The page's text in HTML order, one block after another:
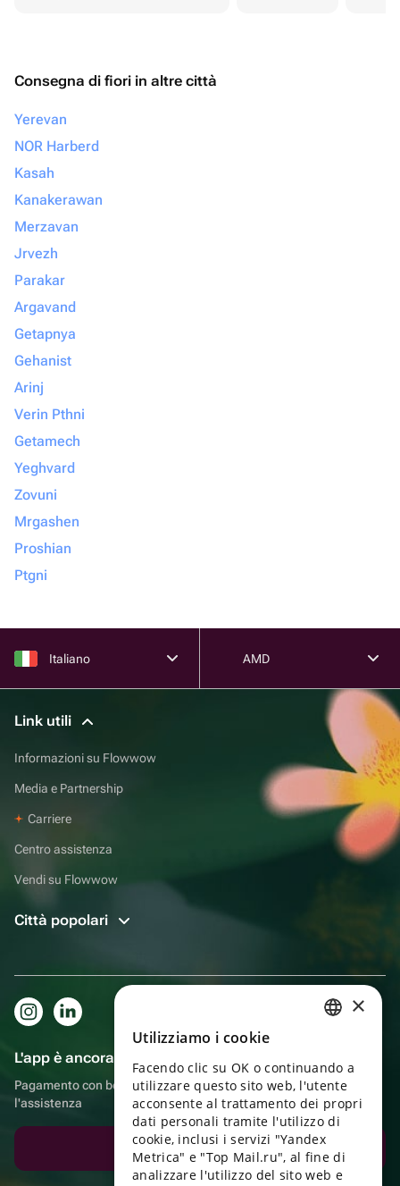
Consegna di fiori in altre città
Yerevan
NOR Harberd
Kasah
Kanakerawan
Merzavan
Jrvezh
Parakar
Argavand
Getapnya
Gehanist
Arinj
Verin Pthni
Getamech
Yeghvard
Zovuni
Mrgashen
Proshian
Ptgni
Italiano AMD
Link utili
Informazioni su Flowwow
Media e Partnership
Carriere
Centro assistenza
Vendi su Flowwow
Città popolari
L'app è ancora più comoda!
Pagamento con bonus, autoconsegna, comoda chat con
l'assistenza
Scarica l'app
ENGLISH
UKRAINIAN
PORTUGUESE
SPANISH
×
Utilizziamo i cookie
Facendo clic su OK o continuando a
utilizzare questo sito web, l'utente
acconsente al trattamento dei propri
dati personali tramite l'utilizzo di
cookie, inclusi i servizi "Yandex
Metrica" e "Top Mail.ru", al fine di
analizzare l'utilizzo del sito web e